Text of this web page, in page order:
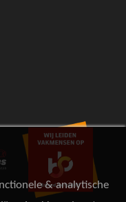
& analytische